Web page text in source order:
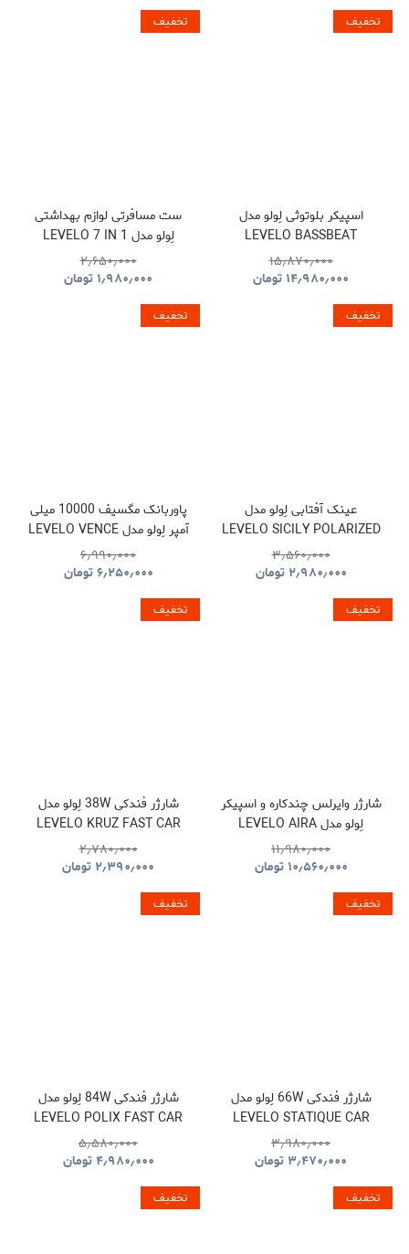
تخفیف
اسپیکر بلوتوثی لِولو مدل
LEVELO BASSBEAT
PORTABLE SPEAKER WITH
LED DISPLAY
۱۵٫۸۷۰٫۰۰۰
۱۴٫۹۸۰٫۰۰۰ تومان
تخفیف
ست مسافرتی لوازم بهداشتی
لِولو مدل LEVELO 7 IN 1
TRAVEL ESSENTIAL KIT
NOMAD
۲٫۶۵۰٫۰۰۰
۱٫۹۸۰٫۰۰۰ تومان
تخفیف
عینک آفتابی لِولو مدل
LEVELO SICILY POLARIZED
SUNGLASSES
۳٫۵۶۰٫۰۰۰
۲٫۹۸۰٫۰۰۰ تومان
تخفیف
پاوربانک مگسیف 10000 میلی
آمپر لِولو مدل LEVELO VENCE
POWER BANK
۶٫۹۹۰٫۰۰۰
۶٫۲۵۰٫۰۰۰تومان
تخفیف
شارژر وایرلس چندکاره و اسپیکر
لِولو مدل LEVELO AIRA
WIRELESS CHARGER WITH
SPEAKER
۱۱٫۹۸۰٫۰۰۰
۱۰٫۵۶۰٫۰۰۰ تومان
تخفیف
شارژر فندکی 38W لِولو مدل
LEVELO KRUZ FAST CAR
CHARGER
۲٫۷۸۰٫۰۰۰
۲٫۳۹۰٫۰۰۰ تومان
تخفیف
شارژر فندکی 66W لِولو مدل
LEVELO STATIQUE CAR
CHARGER
۳٫۹۸۰٫۰۰۰
۳٫۴۷۰٫۰۰۰ تومان
تخفیف
شارژر فندکی 84W لِولو مدل
LEVELO POLIX FAST CAR
CHARGER
۵٫۵۸۰٫۰۰۰
۴٫۹۸۰٫۰۰۰ تومان
تخفیف تخفیف